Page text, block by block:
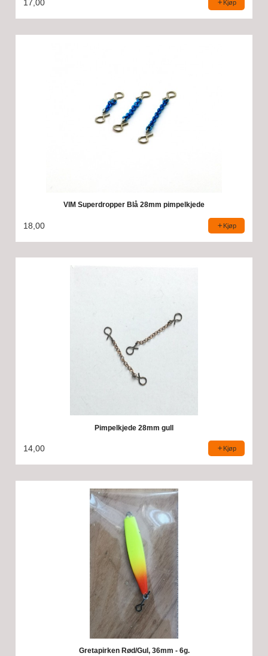
17,00 Kjøp
VIM Superdropper Blå 28mm pimpelkjede
18,00 Kjøp
Pimpelkjede 28mm gull
14,00 Kjøp
Gretapirken Rød/Gul, 36mm - 6g.